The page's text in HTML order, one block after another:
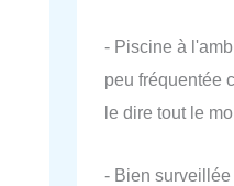
- Piscine à
peu fréquentée
le dire tout le
- Bien